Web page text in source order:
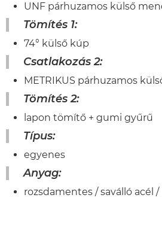
UNF párhuzamos külső
Tömítés 1:
74° külső kúp
Csatlakozás 2:
METRIKUS párhuzamos
Tömítés 2:
lapon tömítő + gumi gyűrű
Típus:
egyenes
Anyag:
rozsdamentes / saválló acél /